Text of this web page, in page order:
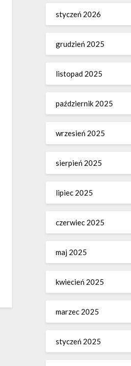
styczeń 2026
grudzień 2025
listopad 2025
październik 2025
wrzesień 2025
sierpień 2025
lipiec 2025
czerwiec 2025
maj 2025
kwiecień 2025
marzec 2025
styczeń 2025